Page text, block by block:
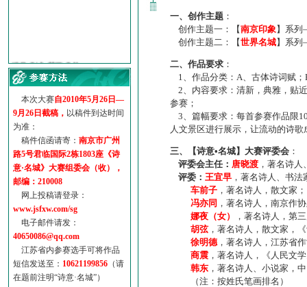
·【诗意·名城】地铁展示作...
诗意名城·地铁时间
地铁完美呈现【诗意·名城...
参赛作品多达5000多首
“诗意·名城”晒诗会
特别通知--致广大诗词爱好...
本次大赛自2010年5月26日—
9月26日截稿， 以稿件到达时间
为准：
稿件信函请寄： 南京市广州
路5号君临国际2栋1803座《诗
意·名城》大赛组委会（收），
邮编：210008
网上投稿请登录：
www.jsfxw.com/sg
电子邮件请发：
40650086@qq.com
江苏省内参赛选手可将作品
短信发送至： 10621199856 （请
在题前注明“诗意·名城”）
一、创作主题 ：
创作主题一：【南京印象】系
创作主题二：【世界名城】系
二、作品要求 ：
1、作品分类：A、古体诗词赋；
2、内容要求：清新，典雅，贴
参赛；
3、篇幅要求：每首参赛作品限
人文景区进行展示，让流动的诗
三、【诗意•名城】大赛评委会 ：
评委会主任： 唐晓渡 ，著名诗
评委： 王宜早 ，著名诗人、书
车前子 ，著名诗人，散文家；
冯亦同 ，著名诗人，南京作
娜夜（女）
，著名诗人，第
胡弦，著名诗人，散文家，
徐明德，著名诗人，江苏省
商震 ，著名诗人，《人民文
韩东 ，著名诗人、小说家，
（注：按姓氏笔画排名）